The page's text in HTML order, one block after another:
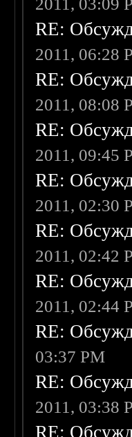
2011, 03:09
RE:
2011, 06:28
RE:
2011, 08:08
RE:
2011, 09:45
RE:
2011, 02:30
RE:
2011, 02:42
RE:
2011, 02:44
RE:
03:37 PM
RE:
2011, 03:38
RE: